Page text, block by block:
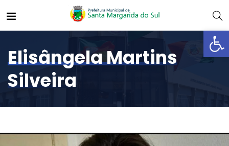
Abrir
Elisângela Martins
Silveira